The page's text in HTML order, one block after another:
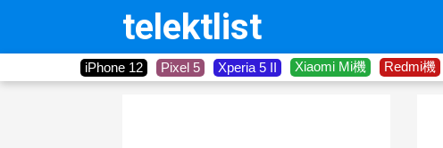
telektlist
iPhone 12 Pixel 5 Xperia 5 II Xiaomi Mi機 Redmi機